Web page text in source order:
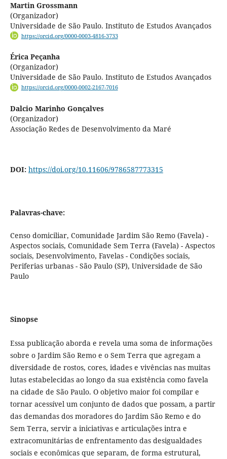
Martin Grossmann
(Organizador)
Universidade de São Paulo. Instituto de Estudos Avançados
https://orcid.org/0000-0003-4816-3733
Érica Peçanha
(Organizador)
Universidade de São Paulo. Instituto de Estudos Avançados
https://orcid.org/0000-0002-2167-7016
Dalcio Marinho Gonçalves
(Organizador)
Associação Redes de Desenvolvimento da Maré
DOI: https://doi.org/10.11606/9786587773315
Palavras-chave:
Censo domiciliar, Comunidade Jardim São Remo (Favela) -
Aspectos sociais, Comunidade Sem Terra (Favela) - Aspectos
sociais, Desenvolvimento, Favelas - Condições sociais,
Periferias urbanas - São Paulo (SP), Universidade de São
Paulo
Sinopse
Essa publicação aborda e revela uma soma de informações
sobre o Jardim São Remo e o Sem Terra que agregam a
diversidade de rostos, cores, idades e vivências nas muitas
lutas estabelecidas ao longo da sua existência como favela
na cidade de São Paulo. O objetivo maior foi compilar e
tornar acessível um conjunto de dados que possam, a partir
das demandas dos moradores do Jardim São Remo e do
Sem Terra, servir a iniciativas e articulações intra e
extracomunitárias de enfrentamento das desigualdades
sociais e econômicas que separam, de forma estrutural,